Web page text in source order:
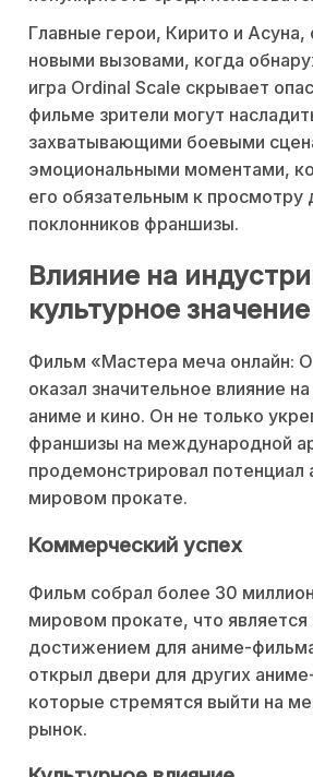
Главные герои, Кирито и Асуна,
новыми вызовами, когда
игра Ordinal Scale скрывает
фильме зрители могут
захватывающими боевыми
эмоциональными моментами,
его обязательным к просмотру
поклонников франшизы.
Влияние на
культурное значение
Фильм «Мастера меча онлайн:
оказал значительное влияние
аниме и кино. Он не только
франшизы на международной
продемонстрировал
мировом прокате.
Коммерческий успех
Фильм собрал более 30
мировом прокате, что
достижением для аниме-
открыл двери для других
которые стремятся выйти на
рынок.